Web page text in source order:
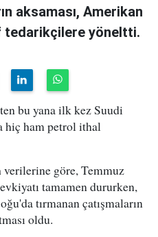
aksaması, Amerikan
yöneltti.
bu yana ilk kez Suudi
hiç ham petrol ithal
verilerine göre, Temmuz
tamamen dururken,
tırmanan çatışmaların
oldu.